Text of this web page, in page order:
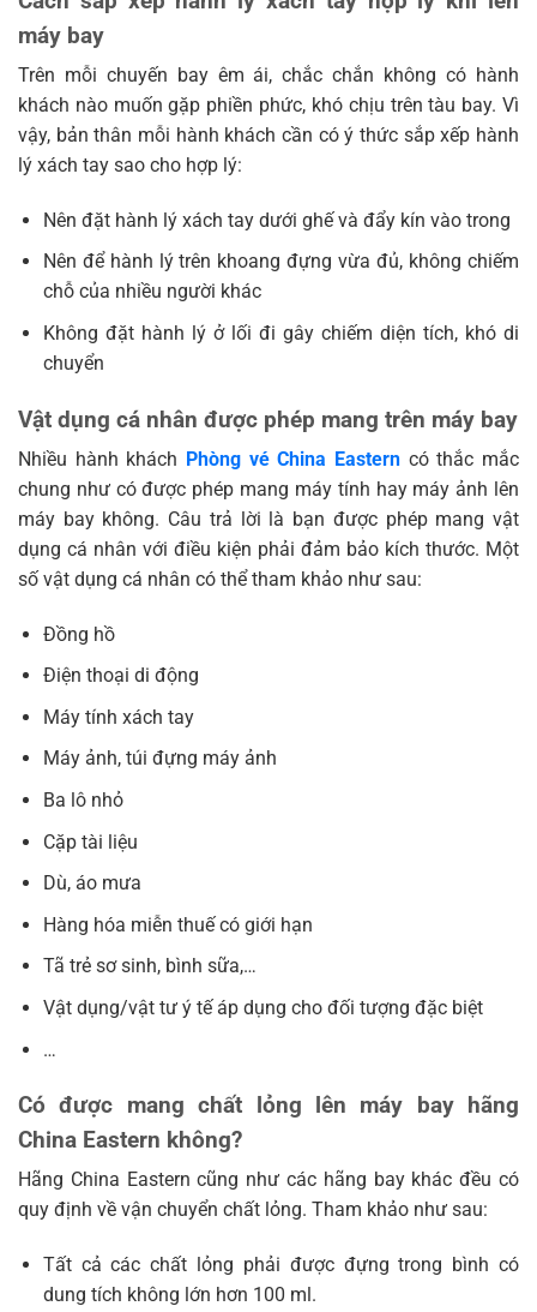
máy bay
Trên mỗi chuyến bay êm ái, chắc chắn không có hành
khách nào muốn gặp phiền phức, khó chịu trên tàu bay. Vì
vậy, bản thân mỗi hành khách cần có ý thức sắp xếp hành
lý xách tay sao cho hợp lý:
Nên đặt hành lý xách tay dưới ghế và đẩy kín vào trong
Nên để hành lý trên khoang đựng vừa đủ, không chiếm
chỗ của nhiều người khác
Không đặt hành lý ở lối đi gây chiếm diện tích, khó di
chuyển
Vật dụng cá nhân được phép mang trên máy bay
Nhiều hành khách Phòng vé China Eastern có thắc mắc
chung như có được phép mang máy tính hay máy ảnh lên
máy bay không. Câu trả lời là bạn được phép mang vật
dụng cá nhân với điều kiện phải đảm bảo kích thước. Một
số vật dụng cá nhân có thể tham khảo như sau:
Đồng hồ
Điện thoại di động
Máy tính xách tay
Máy ảnh, túi đựng máy ảnh
Ba lô nhỏ
Cặp tài liệu
Dù, áo mưa
Hàng hóa miễn thuế có giới hạn
Tã trẻ sơ sinh, bình sữa,…
Vật dụng/vật tư ý tế áp dụng cho đối tượng đặc biệt
…
Có được mang chất lỏng lên máy bay hãng
China Eastern không?
Hãng China Eastern cũng như các hãng bay khác đều có
quy định về vận chuyển chất lỏng. Tham khảo như sau:
Tất cả các chất lỏng phải được đựng trong bình có
dung tích không lớn hơn 100 ml.